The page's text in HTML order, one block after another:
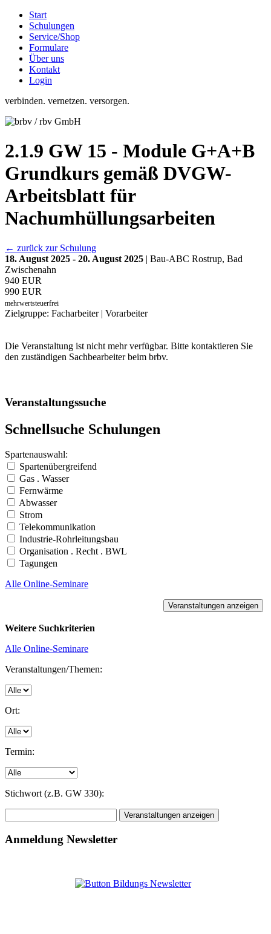
Start
Schulungen
Service/Shop
Formulare
Über uns
Kontakt
Login
verbinden. vernetzen. versorgen.
2.1.9 GW 15 - Module G+A+B
Grundkurs gemäß DVGW-
Arbeitsblatt für
Nachumhüllungsarbeiten
← zurück zur Schulung
18. August 2025 - 20. August 2025 | Bau-ABC Rostrup, Bad
Zwischenahn
940 EUR
990 EUR
mehrwertsteuerfrei
Zielgruppe: Facharbeiter | Vorarbeiter
Die Veranstaltung ist nicht mehr verfügbar. Bitte kontaktieren Sie
den zuständigen Sachbearbeiter beim brbv.
Veranstaltungssuche
Schnellsuche Schulungen
Spartenauswahl:
Spartenübergreifend
Gas . Wasser
Fernwärme
Abwasser
Strom
Telekommunikation
Industrie-Rohrleitungsbau
Organisation . Recht . BWL
Tagungen
Alle Online-Seminare
Weitere Suchkriterien
Alle Online-Seminare
Veranstaltungen/Themen:
Ort:
Termin:
Stichwort (z.B. GW 330):
Anmeldung Newsletter